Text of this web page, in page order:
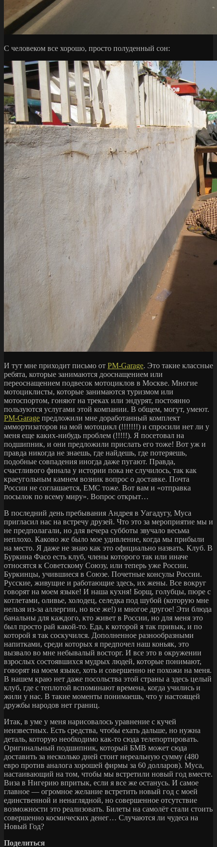
С человеком все хорошо, просто полуденный сон:
И тут мне приходит письмо от PM-Garage. Это такие классные
ребята, которые занимаются дооснащением или
переоснащением подвесок мотоциклов в Москве. Многие
мотоциклисты, которые занимаются туризмом или
мотоспортом, гоняют на треках или эндурят, постоянно
пользуются услугами этой компании. В общем, могут, умеют.
PM-Garage предложили мне доработанный комплект
аммортизаторов на мой мотоцикл (!!!!!!!) и спросили нет ли у
меня еще каких-нибудь проблем (!!!!!). Я посетовал на
подшипник, и они предложили прислать его тоже! Вот уж и
правда никогда не знаешь, где найдешь, где потеряешь,
подобные совпадения иногда даже пугают. Правда,
счастливого финала у истории пока не случилось, так как
краеугольным камнем возник вопрос о доставке. Почта
России не соглашается, ЕМС тоже. Вот вам и «отправка
посылок по всему миру». Вопрос открыт…
В последний день пребывания Андрея в Уагадугу, Муса
пригласил нас на встречу друзей. Что это за мероприятие мы и
не предполагали, но для вечера субботы звучало весьма
неплохо. Каково же было мое удивление, когда мы прибыли
на место. Я даже не знаю как это официально назвать. Клуб. В
Буркина Фасо есть клуб, члены которого так или иначе
относятся к Советскому Союзу, или теперь уже России.
Буркинцы, учившиеся в Союзе. Почетные консулы России.
Русские, живущие и работающие здесь, их жены. Все вокруг
говорят на моем языке! И наша кухня! Борщ, голубцы, пюре с
котлетами, оливье, холодец, селедка под шубой (которую мне
нельзя из-за аллергии, но все же!) и многое другое! Эти блюда
банальны для каждого, кто живет в России, но для меня это
был просто рай какой-то. Еда, к которой я так привык, и по
которой я так соскучился. Дополненное разнообразными
напитками, среди которых я предпочел наш коньяк, это
вызвало во мне небывалый восторг. И все это в окружении
взрослых состоявшихся мудрых людей, которые понимают,
говорят на моем языке, хоть и совершенно не похожи на меня.
В нашем краю нет даже посольства этой страны а здесь целый
клуб, где с теплотой вспоминают времена, когда учились и
жили у нас. В такие моменты понимаешь, что у настоящей
дружбы народов нет границ.
Итак, в уме у меня нарисовалось уравнение с кучей
неизвестных. Есть средства, чтобы ехать дальше, но нужна
деталь, которую необходимо как-то сюда телепортировать.
Оригинальный подшипник, который БМВ может сюда
доставить за несколько дней стоит нереальную сумму (480
евро против аналога хорошей фирмы за 60 долларов). Муса,
настаивающий на том, чтобы мы встретили новый год вместе.
Виза в Нигерию впритык, если я все же останусь. И самое
главное — огромное желание встретить новый год с моей
единственной и ненаглядной, но совершенное отсутствие
возможности это реализовать. Билеты на самолёт стали стоить
совершенно космических денег… Случаются ли чудеса на
Новый Год?
Поделиться